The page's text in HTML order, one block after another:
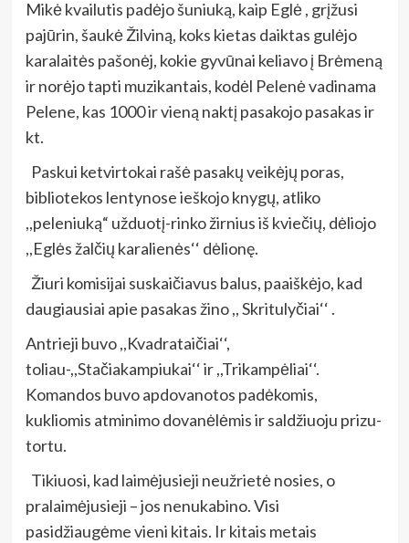
Mikė kvailutis padėjo šuniuką, kaip Eglė , grįžusi
pajūrin, šaukė Žilviną, koks kietas daiktas gulėjo
karalaitės pašonėj, kokie gyvūnai keliavo į Brėmeną
ir norėjo tapti muzikantais, kodėl Pelenė vadinama
Pelene, kas 1000 ir vieną naktį pasakojo pasakas ir
kt.
Paskui ketvirtokai rašė pasakų veikėjų poras,
bibliotekos lentynose ieškojo knygų, atliko
,,peleniuką“ užduotį-rinko žirnius iš kviečių, dėliojo
,,Eglės žalčių karalienės‘‘ dėlionę.
Žiuri komisijai suskaičiavus balus, paaiškėjo, kad
daugiausiai apie pasakas žino ,, Skritulyčiai‘‘ .
Antrieji buvo ,,Kvadrataičiai‘‘,
toliau-,,Stačiakampiukai‘‘ ir ,,Trikampėliai‘‘.
Komandos buvo apdovanotos padėkomis,
kukliomis atminimo dovanėlėmis ir saldžiuoju prizu-
tortu.
Tikiuosi, kad laimėjusieji neužrietė nosies, o
pralaimėjusieji – jos nenukabino. Visi
pasidžiaugėme vieni kitais. Ir kitais metais